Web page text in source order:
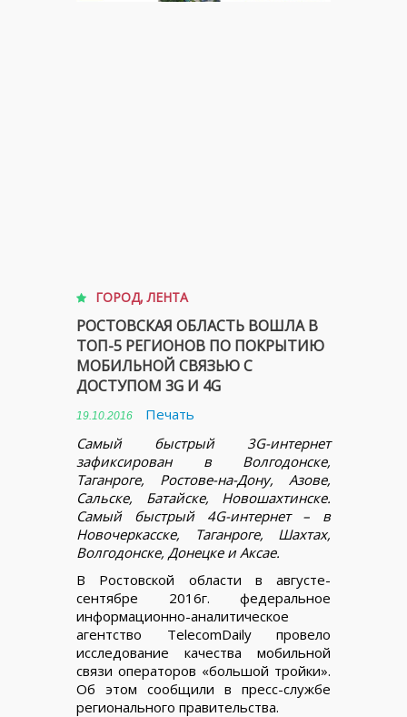
ГОРОД,ЛЕНТА
РОСТОВСКАЯ ОБЛАСТЬ ВОШЛА В
ТОП-5 РЕГИОНОВ ПО ПОКРЫТИЮ
МОБИЛЬНОЙ СВЯЗЬЮ С
ДОСТУПОМ 3G И 4G
19.10.2016
Печать
Самый быстрый 3G-интернет
зафиксирован в Волгодонске,
Таганроге, Ростове-на-Дону, Азове,
Сальске, Батайске, Новошахтинске.
Самый быстрый 4G-интернет – в
Новочеркасске, Таганроге, Шахтах,
Волгодонске, Донецке и Аксае.
В Ростовской области в августе-
сентябре 2016г. федеральное
информационно-аналитическое
агентство TelecomDaily провело
исследование качества мобильной
связи операторов «большой тройки».
Об этом сообщили в пресс-службе
регионального правительства.